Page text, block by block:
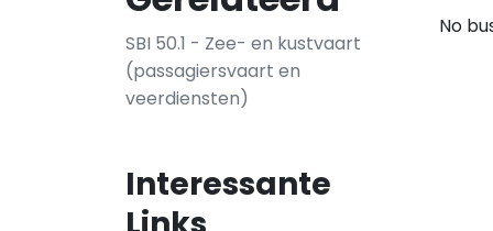
SBI 50.1 - Zee- en kustvaart
(passagiersvaart en
veerdiensten)
Interessante
No